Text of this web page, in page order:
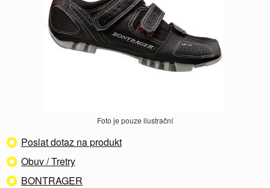
Foto je pouze ilustrační
Poslat dotaz na produkt
Obuv / Tretry
BONTRAGER